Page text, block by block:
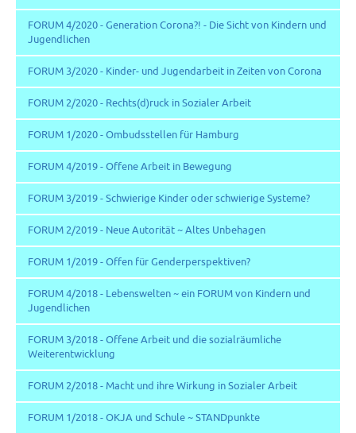
FORUM 4/2020 - Generation Corona?! - Die Sicht von Kindern und
Jugendlichen
FORUM 3/2020 - Kinder- und Jugendarbeit in Zeiten von Corona
FORUM 2/2020 - Rechts(d)ruck in Sozialer Arbeit
FORUM 1/2020 - Ombudsstellen für Hamburg
FORUM 4/2019 - Offene Arbeit in Bewegung
FORUM 3/2019 - Schwierige Kinder oder schwierige Systeme?
FORUM 2/2019 - Neue Autorität ~ Altes Unbehagen
FORUM 1/2019 - Offen für Genderperspektiven?
FORUM 4/2018 - Lebenswelten ~ ein FORUM von Kindern und
Jugendlichen
FORUM 3/2018 - Offene Arbeit und die sozialräumliche
Weiterentwicklung
FORUM 2/2018 - Macht und ihre Wirkung in Sozialer Arbeit
FORUM 1/2018 - OKJA und Schule ~ STANDpunkte